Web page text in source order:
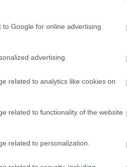
Google for online advertising
advertising.
related to analytics like cookies on
related to functionality of the website
related to personalization.
vanilky a sviežich
je na svete.
a malinami
tejto torte postretla so